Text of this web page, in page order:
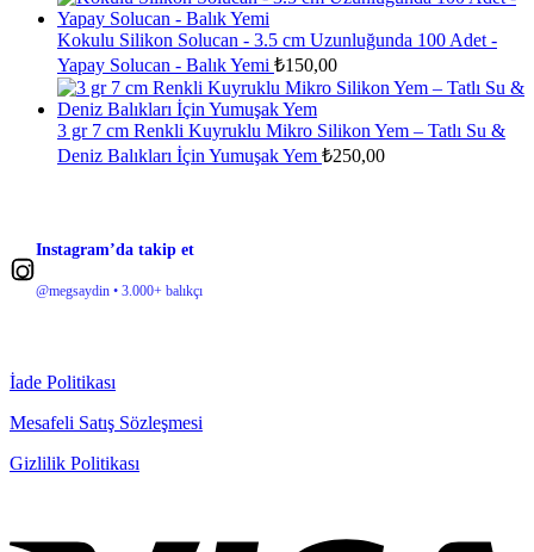
Kokulu Silikon Solucan - 3.5 cm Uzunluğunda 100 Adet -
Yapay Solucan - Balık Yemi ₺150,00
3 gr 7 cm Renkli Kuyruklu Mikro Silikon Yem – Tatlı Su &
Deniz Balıkları İçin Yumuşak Yem ₺250,00
Instagram’da takip et
@megsaydin • 3.000+ balıkçı
İade Politikası
Mesafeli Satış Sözleşmesi
Gizlilik Politikası